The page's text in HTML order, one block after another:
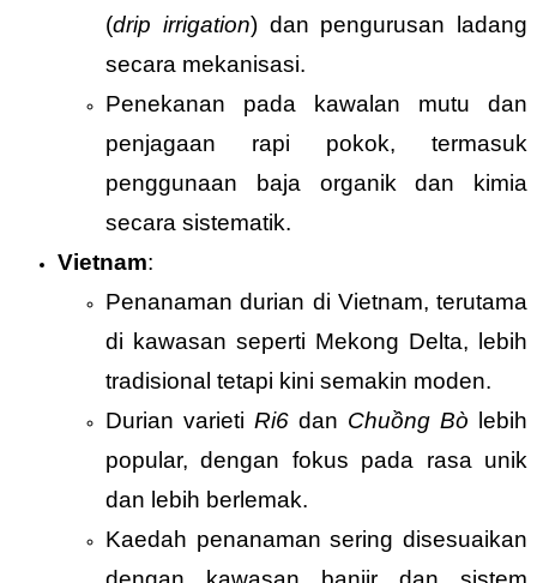
(drip irrigation) dan pengurusan ladang
secara mekanisasi.
Penekanan pada kawalan mutu dan
penjagaan rapi pokok, termasuk
penggunaan baja organik dan kimia
secara sistematik.
Vietnam:
Penanaman durian di Vietnam, terutama
di kawasan seperti Mekong Delta, lebih
tradisional tetapi kini semakin moden.
Durian varieti Ri6 dan Chuồng Bò lebih
popular, dengan fokus pada rasa unik
dan lebih berlemak.
Kaedah penanaman sering disesuaikan